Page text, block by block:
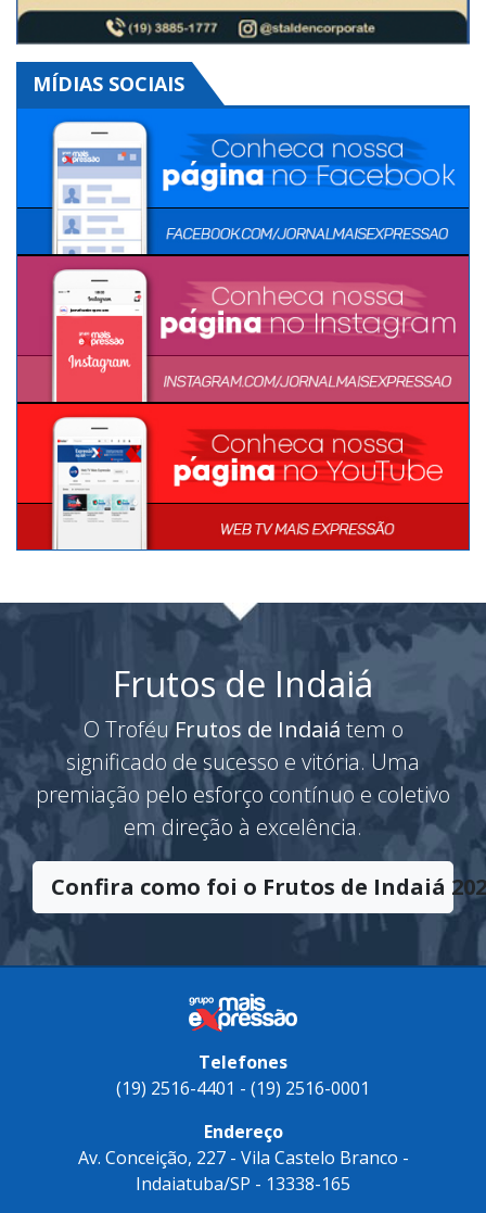
MÍDIAS SOCIAIS
Frutos de Indaiá
O TroféuFrutos de Indaiá tem o
significado de sucesso e vitória. Uma
premiação pelo esforço contínuo e coletivo
em direção à excelência.
Confira como foi o Frutos de Indaiá
Telefones
(19) 2516-4401 - (19) 2516-0001
Endereço
Av. Conceição, 227 - Vila Castelo Branco -
Indaiatuba/SP - 13338-165